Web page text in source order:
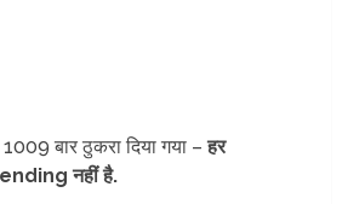
बार ठुकरा दिया गया –हर
नहीं है.